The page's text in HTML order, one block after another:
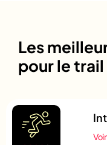
Les
pour le trail